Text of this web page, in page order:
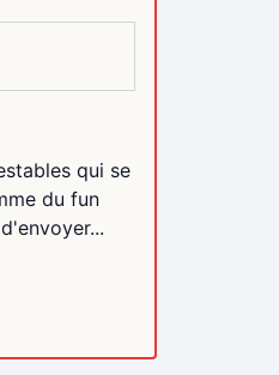
qui se
du fun